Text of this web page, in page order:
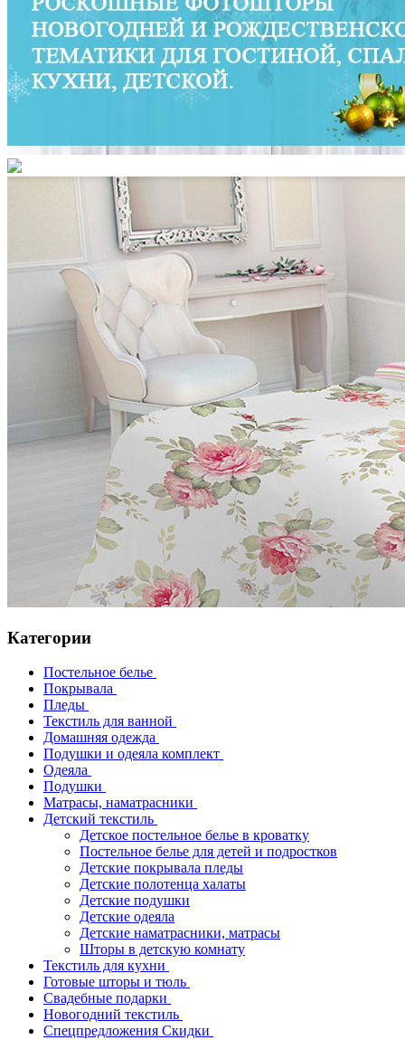
Категории
Постельное белье
Покрывала
Пледы
Текстиль для ванной
Домашняя одежда
Подушки и одеяла комплект
Одеяла
Подушки
Матрасы, наматрасники
Детский текстиль
Детское постельное белье в кроватку
Постельное белье для детей и подростков
Детские покрывала пледы
Детские полотенца халаты
Детские подушки
Детские одеяла
Детские наматрасники, матрасы
Шторы в детскую комнату
Текстиль для кухни
Готовые шторы и тюль
Свадебные подарки
Новогодний текстиль
Спецпредложения Скидки